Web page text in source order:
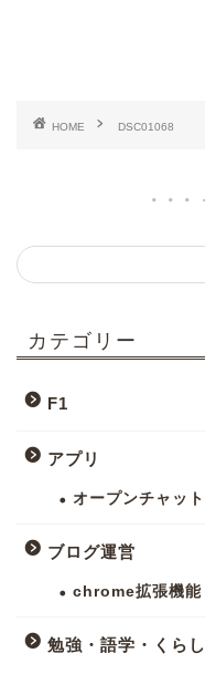
HOME DSC01068
カテゴリー
F1
アプリ
オープンチャット
ブログ運営
chrome拡張機能
勉強・語学・くらし